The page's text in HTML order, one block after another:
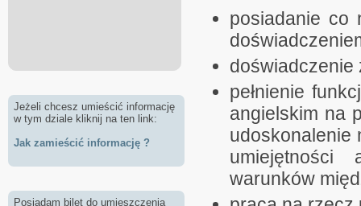
Jeżeli chcesz umieścić informację
w tym dziale kliknij na ten link:
Jak zamieścić informację ?
Posiadam bilet do umieszczenia
posiadanie co
doświadczenie
pełnienie
angielskim na
udoskonalenie
umiejętności
warunków